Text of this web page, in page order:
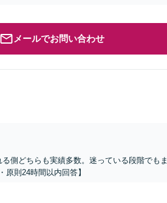
メールでお問い合わせ
側どちらも実績多数。迷っている段階でもま
則24時間以内回答】